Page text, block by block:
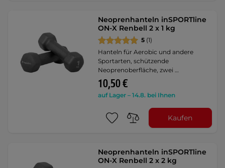
Neoprenhanteln inSPORTline
ON-X Renbell 2 x 1 kg
5 (1)
Hanteln für Aerobic und andere
Sportarten, schützende
Neoprenoberfläche, zwei …
10,50 €
auf Lager – 14.8. bei Ihnen
Kaufen
Neoprenhanteln inSPORTline
ON-X Renbell 2 x 2 kg